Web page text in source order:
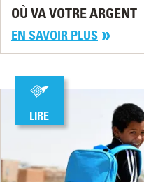
OÙ VA VOTRE ARGENT
EN SAVOIR PLUS
LIRE